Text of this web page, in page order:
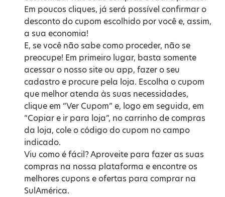
Em poucos cliques, já será possível confirmar o
desconto do cupom escolhido por você e, assim,
a sua economia!
E, se você não sabe como proceder, não se
preocupe! Em primeiro lugar, basta somente
acessar o nosso site ou app, fazer o seu
cadastro e procure pela loja. Escolha o cupom
que melhor atenda às suas necessidades,
clique em “Ver Cupom” e, logo em seguida, em
“Copiar e ir para loja”, no carrinho de compras
da loja, cole o código do cupom no campo
indicado.
Viu como é fácil? Aproveite para fazer as suas
compras na nossa plataforma e encontre os
melhores cupons e ofertas para comprar na
SulAmérica.